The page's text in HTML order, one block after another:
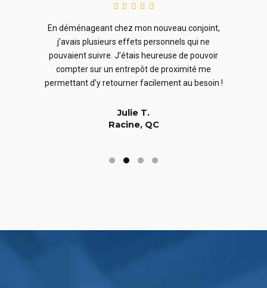
En déménageant chez mon nouveau conjoint,
j’avais plusieurs effets personnels qui ne
pouvaient suivre. J’étais heureuse de pouvoir
compter sur un entrepôt de proximité me
permettant d’y retourner facilement au besoin !
Julie T.
Racine, QC